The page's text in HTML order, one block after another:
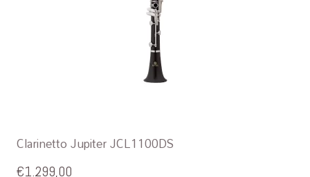
Clarinetto Jupiter JCL1100DS
€1.299,00